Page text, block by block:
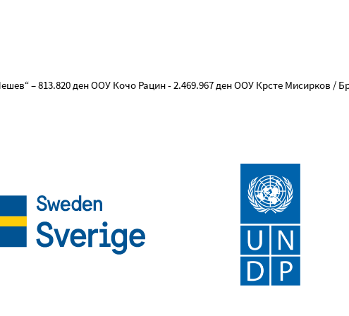
– 813.820 ден ООУ Кочо Рацин - 2.469.967 ден ООУ Крсте Мисирков /